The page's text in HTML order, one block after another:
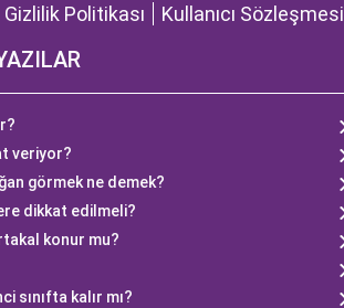
Gizlilik Politikası Kullanıcı Sözleşmesi
veriyor?
görmek ne demek?
dikkat edilmeli?
konur mu?
sınıfta kalır mı?